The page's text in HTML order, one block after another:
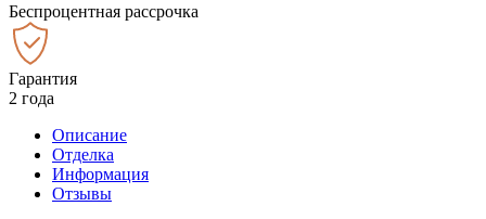
Беспроцентная рассрочка
Гарантия
2 года
Описание
Отделка
Информация
Отзывы